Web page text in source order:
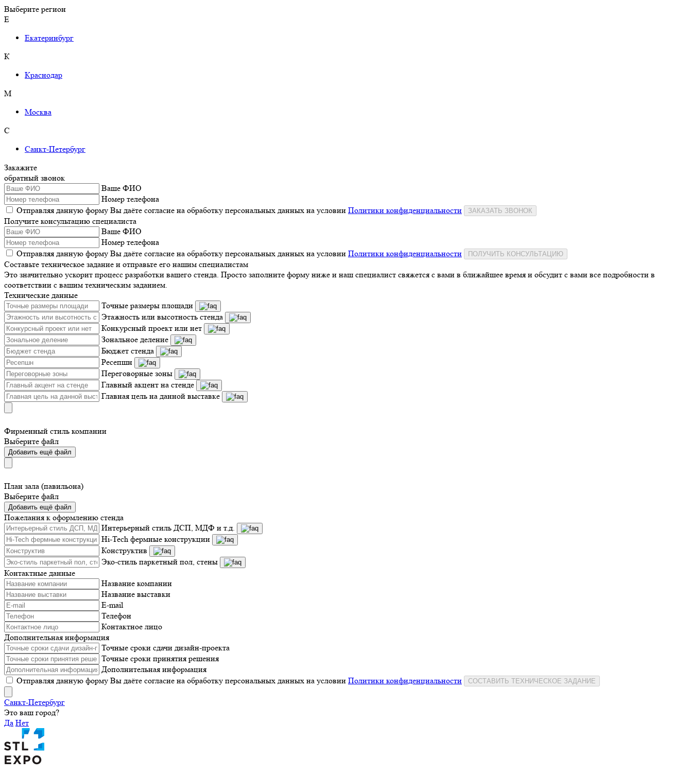
Выберите регион
Е
Екатеринбург
К
Краснодар
М
Москва
С
Санкт-Петербург
Закажите
обратный звонок
Ваше ФИО
Номер телефона
Отправляя данную форму Вы даёте согласие на обработку персональных данных на условии Политики конфиденциальности ЗАКАЗАТЬ ЗВОНОК
Получите консультацию специалиста
Ваше ФИО
Номер телефона
Отправляя данную форму Вы даёте согласие на обработку персональных данных на условии Политики конфиденциальности ПОЛУЧИТЬ КОНСУЛЬТАЦИЮ
Составьте техническое задание и отправьте его нашим специалистам
Это значительно ускорит процесс разработки вашего стенда. Просто заполните форму ниже и наш специалист свяжется с вами в ближайшее время и обсудит с вами все подробности в
соответствии с вашим техническим заданием.
Технические данные
Точные размеры площади
Этажность или высотность стенда
Конкурсный проект или нет
Зональное деление
Бюджет стенда
Ресепшн
Переговорные зоны
Главный акцент на стенде
Главная цель на данной выставке
Фирменный стиль компании
Выберите файл
Добавить ещё файл
План зала (павильона)
Выберите файл
Добавить ещё файл
Пожелания к оформлению стенда
Интерьерный стиль ДСП, МДФ и т.д.
Hi-Tech фермные конструкции
Конструктив
Эко-стиль паркетный пол, стены
Контактные данные
Название компании
Название выставки
E-mail
Телефон
Контактное лицо
Дополнительная информация
Точные сроки сдачи дизайн-проекта
Точные сроки принятия решения
Дополнительная информация
Отправляя данную форму Вы даёте согласие на обработку персональных данных на условии Политики конфиденциальности СОСТАВИТЬ ТЕХНИЧЕСКОЕ ЗАДАНИЕ
Санкт-Петербург
Это ваш город?
Да Нет